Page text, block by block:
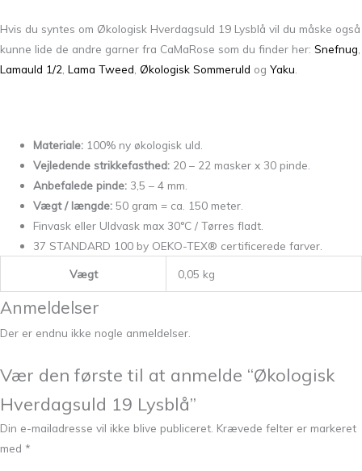
Hvis du syntes om Økologisk Hverdagsuld 19 Lysblå vil du måske også
kunne lide de andre garner fra CaMaRose som du finder her: Snefnug
Lamauld 1/2 Lama Tweed Økologisk Sommeruld og Yaku
Materiale: 100% ny økologisk uld.
Vejledende strikkefasthed: 20 – 22 masker x 30 pinde.
Anbefalede pinde: 3,5 – 4 mm.
Vægt / længde: 50 gram = ca. 150 meter.
Finvask eller Uldvask max 30°C / Tørres fladt.
37 STANDARD 100 by OEKO-TEX® certificerede farver.
Vægt 0,05 kg
Anmeldelser
Der er endnu ikke nogle anmeldelser.
Vær den første til at anmelde “Økologisk
Hverdagsuld 19 Lysblå”
Din e-mailadresse vil ikke blive publiceret. Krævede felter er markeret
med *